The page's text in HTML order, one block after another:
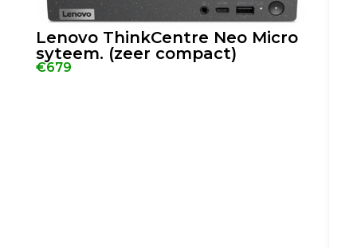
Lenovo ThinkCentre Neo Micro
syteem. (zeer compact)
€679